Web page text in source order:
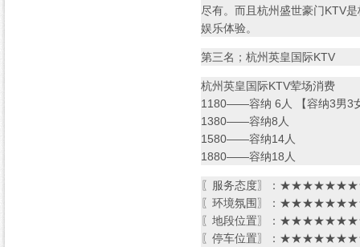
尽有。而且杭州盛世豪门KTV
娱乐体验。
第三名；杭州英皇国际KTV
杭州英皇国际KTV荤场消费
1180——容纳 6人 【容纳3男3
1380——容纳8人
1580——容纳14人
1880——容纳18人
〖服务态度〗：
〖环境氛围〗：
〖地段位置〗：
〖停车位置〗：